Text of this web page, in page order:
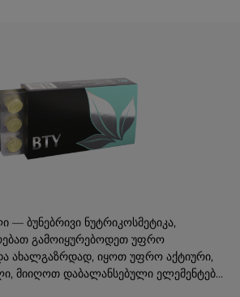
— ბუნებრივი ნუტრიკოსმეტიკა,
გამოიყურებოდეთ უფრო
ახალგაზრდად, იყოთ უფრო აქტიური,
მიიღოთ დაბალანსებული ელემენტები